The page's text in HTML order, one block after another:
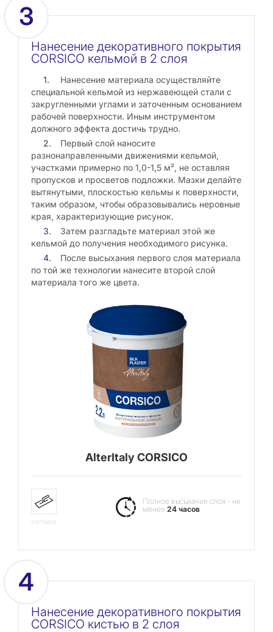
3
Нанесение декоративного покрытия
CORSICO кельмой в 2 слоя
Нанесение материала осуществляйте
специальной кельмой из нержавеющей стали с
закругленными углами и заточенным основанием
рабочей поверхности. Иным инструментом
должного эффекта достичь трудно.
Первый слой наносите
разнонаправленными движениями кельмой,
участками примерно по 1,0-1,5 м², не оставляя
пропусков и просветов подложки. Мазки делайте
вытянутыми, плоскостью кельмы к поверхности,
таким образом, чтобы образовывались неровные
края, характеризующие рисунок.
Затем разгладьте материал этой же
кельмой до получения необходимого рисунка.
После высыхания первого слоя материала
по той же технологии нанесите второй слой
материала того же цвета.
AlterItaly CORSICO
кельма
Полное высыхание слоя - не
менее24 часов
4
Нанесение декоративного покрытия
CORSICO кистью в 2 слоя